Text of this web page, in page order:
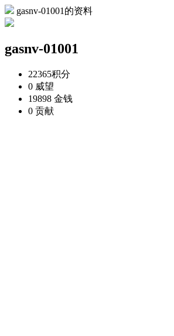
gasnv-01001的资料
gasnv-01001
22365积分
0 威望
19898 金钱
0 贡献